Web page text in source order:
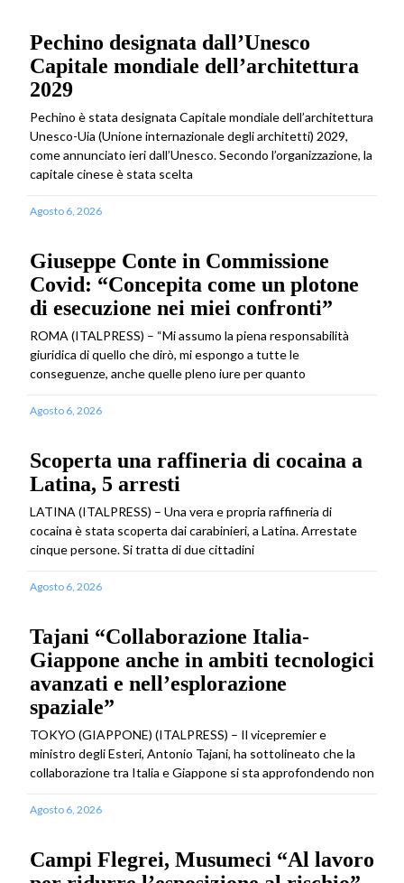
Pechino designata dall’Unesco
Capitale mondiale dell’architettura
2029
Pechino è stata designata Capitale mondiale dell’architettura
Unesco-Uia (Unione internazionale degli architetti) 2029,
come annunciato ieri dall’Unesco. Secondo l’organizzazione, la
capitale cinese è stata scelta
Agosto 6, 2026
Giuseppe Conte in Commissione
Covid: “Concepita come un plotone
di esecuzione nei miei confronti”
ROMA (ITALPRESS) – “Mi assumo la piena responsabilità
giuridica di quello che dirò, mi espongo a tutte le
conseguenze, anche quelle pleno iure per quanto
Agosto 6, 2026
Scoperta una raffineria di cocaina a
Latina, 5 arresti
LATINA (ITALPRESS) – Una vera e propria raffineria di
cocaina è stata scoperta dai carabinieri, a Latina. Arrestate
cinque persone. Si tratta di due cittadini
Agosto 6, 2026
Tajani “Collaborazione Italia-
Giappone anche in ambiti tecnologici
avanzati e nell’esplorazione
spaziale”
TOKYO (GIAPPONE) (ITALPRESS) – Il vicepremier e
ministro degli Esteri, Antonio Tajani, ha sottolineato che la
collaborazione tra Italia e Giappone si sta approfondendo non
Agosto 6, 2026
Campi Flegrei, Musumeci “Al lavoro